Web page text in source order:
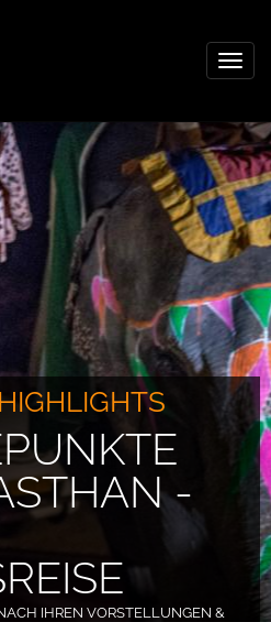
-
IHREN VORSTELLUNGEN &